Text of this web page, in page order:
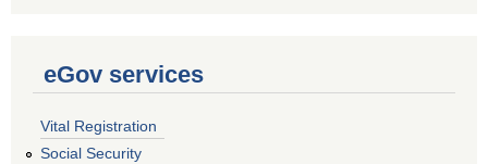
eGov services
Vital Registration
Social Security